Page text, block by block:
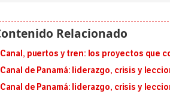
Canal, puertos y tren: los proyectos que
Canal de Panamá: liderazgo, crisis y
Canal de Panamá: liderazgo, crisis y